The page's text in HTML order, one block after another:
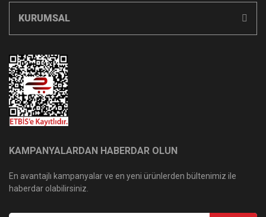
KURUMSAL
KAMPANYALARDAN HABERDAR OLUN
En avantajlı kampanyalar ve en yeni ürünlerden bültenimiz ile
haberdar olabilirsiniz.